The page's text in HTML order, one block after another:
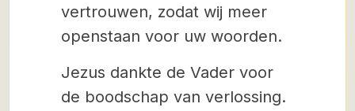
vertrouwen, zodat wij meer
openstaan voor uw woorden.
Jezus dankte de Vader voor
de boodschap van verlossing.